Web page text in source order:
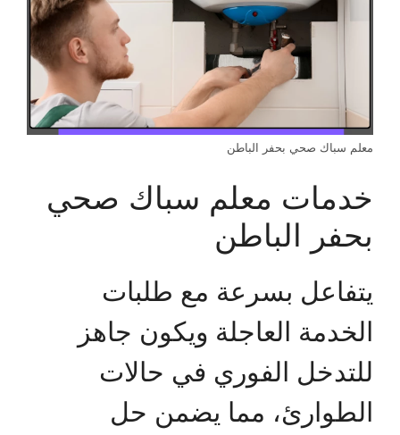
معلم سباك صحي بحفر الباطن
خدمات معلم سباك صحي
بحفر الباطن
يتفاعل بسرعة مع طلبات
الخدمة العاجلة ويكون جاهز
للتدخل الفوري في حالات
الطوارئ، مما يضمن حل